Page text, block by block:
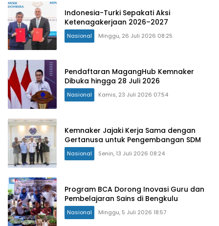
Indonesia-Turki Sepakati Aksi
Ketenagakerjaan 2026–2027
Nasional Minggu, 26 Juli 2026 08:25
Pendaftaran MagangHub Kemnaker
Dibuka hingga 28 Juli 2026
Nasional Kamis, 23 Juli 2026 07:54
Kemnaker Jajaki Kerja Sama dengan
Gertanusa untuk Pengembangan SDM
Nasional Senin, 13 Juli 2026 08:24
Program BCA Dorong Inovasi Guru dan
Pembelajaran Sains di Bengkulu
Nasional Minggu, 5 Juli 2026 18:57